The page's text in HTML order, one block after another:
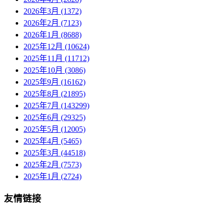
2026年3月 (1372)
2026年2月 (7123)
2026年1月 (8688)
2025年12月 (10624)
2025年11月 (11712)
2025年10月 (3086)
2025年9月 (16162)
2025年8月 (21895)
2025年7月 (143299)
2025年6月 (29325)
2025年5月 (12005)
2025年4月 (5465)
2025年3月 (44518)
2025年2月 (7573)
2025年1月 (2724)
友情链接